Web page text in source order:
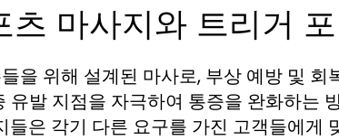
츠 마사지와 트리거
을 위해 설계된 마사로, 부상 예방 및 회
유발 지점을 자극하여 통증을 완화하는
들은 각기 다른 요구를 가진 고객들에게